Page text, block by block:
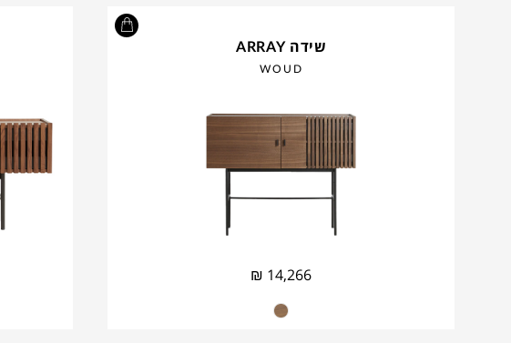
שידה ARRAY
WOUD
₪ 14,266